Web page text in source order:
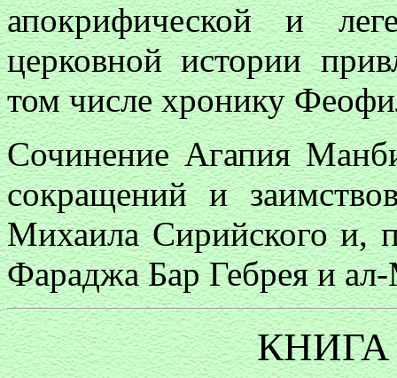
апокрифической и
церковной истории
том числе хронику
Сочинение Агапия
сокращений и
Михаила Сирийского и,
Фараджа Бар Гебрея и